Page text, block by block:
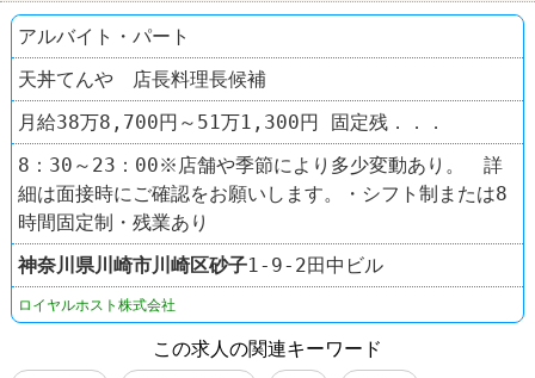
アルバイト・パート
天丼てんや 店長料理長候補
月給38万8,700円～51万1,300円 固定残．．．
8：30～23：00※店舗や季節により多少変動あり。 詳
細は面接時にご確認をお願いします。・シフト制または8
時間固定制・残業あり
神奈川県川崎市川崎区砂子1-9-2田中ビル
ロイヤルホスト株式会社
この求人の関連キーワード